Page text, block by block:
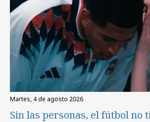
martes, 4 de agosto 2026
Sin las personas, el fútbol no